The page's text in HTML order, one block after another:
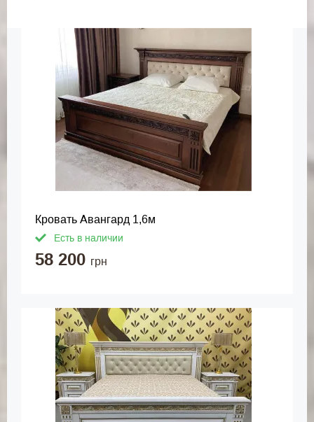
Кровать Авангард 1,6м
Есть в наличии
58 200 грн